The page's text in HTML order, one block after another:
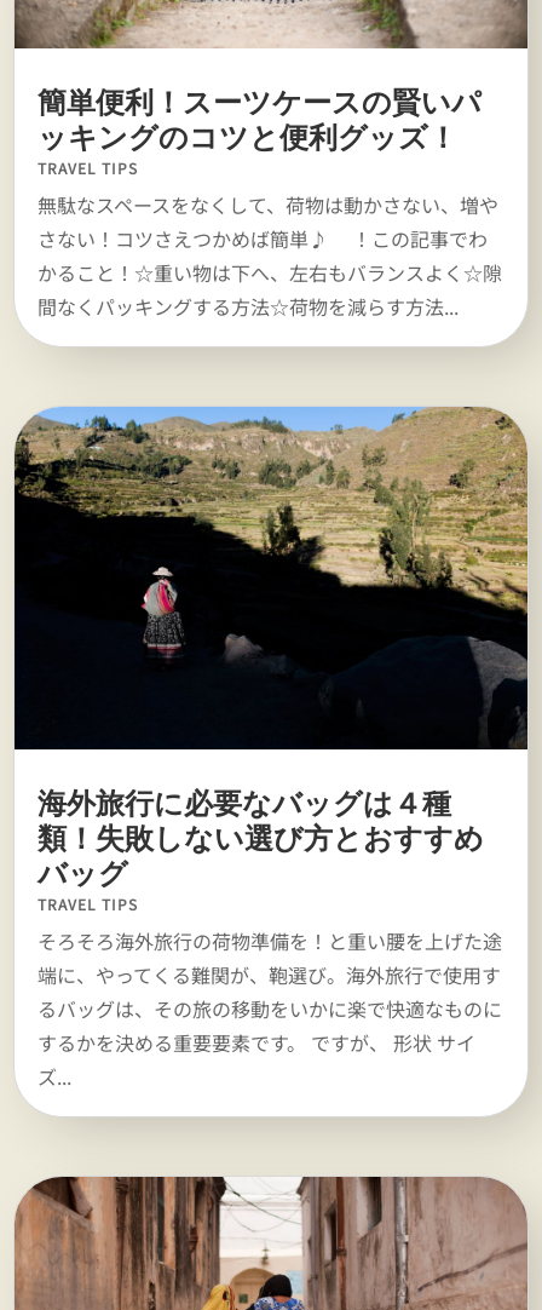
簡単便利！スーツケースの賢いパ
ッキングのコツと便利グッズ！
TRAVEL TIPS
無駄なスペースをなくして、荷物は動かさない、増や
さない！コツさえつかめば簡単♪ ！この記事でわ
かること！☆重い物は下へ、左右もバランスよく☆隙
間なくパッキングする方法☆荷物を減らす方法...
海外旅行に必要なバッグは４種
類！失敗しない選び方とおすすめ
バッグ
TRAVEL TIPS
そろそろ海外旅行の荷物準備を！と重い腰を上げた途
端に、やってくる難関が、鞄選び。海外旅行で使用す
るバッグは、その旅の移動をいかに楽で快適なものに
するかを決める重要要素です。 ですが、 形状 サイ
ズ...